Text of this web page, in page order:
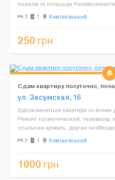
пешком от площади
магазины, остановка
3 1 Ковпаківський
250 грн
Сдам квартиру посуточно,
ул. Засумская, 16
Однокомнатная квартира со всеми
Ремонт косметический, телевизор,
спальная кровать, другая
посуда. Документы арендатора
2 1 Ковпаківський
1000 грн